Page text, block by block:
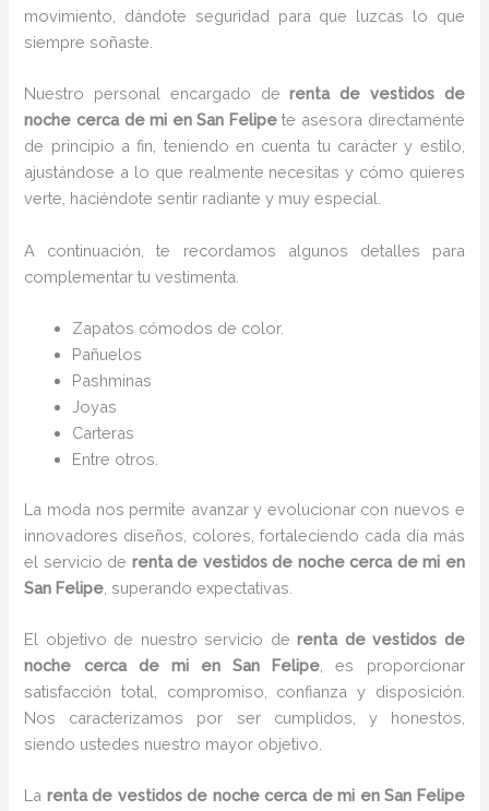
movimiento, dándote seguridad para que luzcas lo que
siempre soñaste.
Nuestro personal encargado derenta de vestidos de
noche cerca de mi en San Felipete asesora directamente
de principio a fin, teniendo en cuenta tu carácter y estilo,
ajustándose a lo que realmente necesitas y cómo quieres
verte, haciéndote sentir radiante y muy especial.
A continuación, te recordamos algunos detalles para
complementar tu vestimenta.
Zapatos cómodos de color.
Pañuelos
Pashminas
Joyas
Carteras
Entre otros.
La moda nos permite avanzar y evolucionar con nuevos e
innovadores diseños, colores, fortaleciendo cada día más
el servicio de renta de vestidos de noche cerca de mi en
San Felipe , superando expectativas.
El objetivo de nuestro servicio derenta de vestidos de
noche cerca de mi
en San Felipe , es proporcionar
satisfacción total, compromiso, confianza y disposición.
Nos caracterizamos por ser cumplidos, y honestos,
siendo ustedes nuestro mayor objetivo.
La renta de vestidos de noche cerca de mi en San Felipe